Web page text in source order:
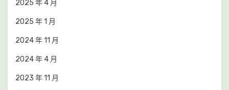
2025 年 4 月
2025 年 1 月
2024 年 11 月
2024 年 4 月
2023 年 11 月